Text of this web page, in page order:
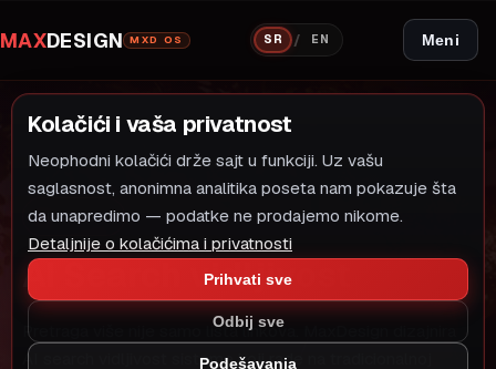
MAXDESIGN MXD OS SR / EN Meni
USLUGA
AI Search vidljivost
Pretraga više nije samo lista linkova. MaxDesign dizajnira
AI search vidljivost sisteme koji rade na tradicionalnoj
Kolačići i vaša privatnost
Neophodni kolačići drže sajt u funkciji. Uz vašu
saglasnost, anonimna analitika poseta nam pokazuje šta
da unapredimo — podatke ne prodajemo nikome.
Detaljnije o kolačićima i privatnosti
Prihvati sve
Odbij sve
Podešavanja